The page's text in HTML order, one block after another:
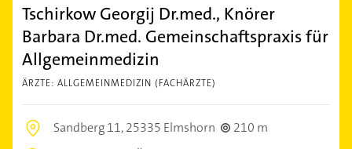
Tschirkow Georgij Dr.med., Knörer
Barbara Dr.med. Gemeinschaftspraxis für
Allgemeinmedizin
ÄRZTE: ALLGEMEINMEDIZIN (FACHÄRZTE)
Sandberg 11,25335 Elmshorn
210 m